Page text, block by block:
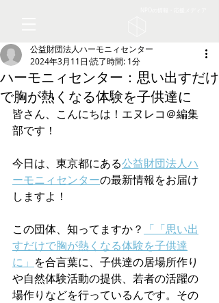
ハーモニィセンター：思い出すだけ
で胸が熱くなる体験を子供達に
公益財団法人ハーモニィセンター
2024年3月11日 読了時間: 1分
皆さん、こんにちは！エヌレコ＠編集
部です！
今日は、東京都にある公益財団法人ハ
ーモニィセンターの最新情報をお届け
しますよ！
この団体、知ってますか？ 「「思い出
すだけで胸が熱くなる体験を子供達
に」 を合言葉に、子供達の居場所作り
や自然体験活動の提供、若者の活躍の
場作りなどを行っているんです。その